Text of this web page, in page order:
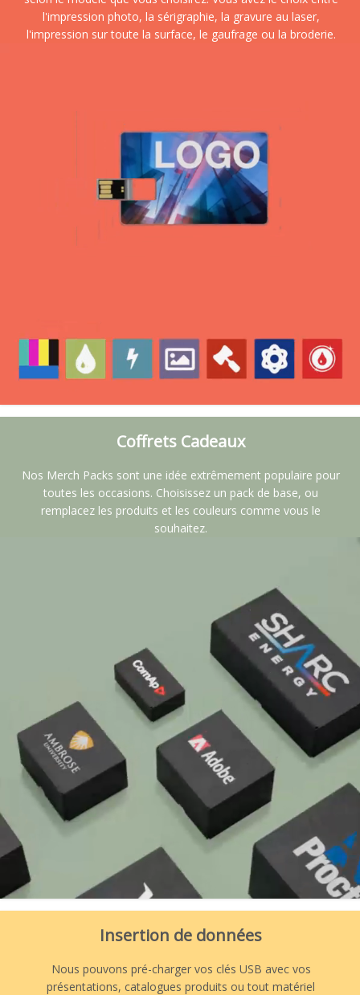
l'impression photo, la sérigraphie, la gravure au laser,
l'impression sur toute la surface, le gaufrage ou la broderie.
Coffrets Cadeaux
Nos Merch Packs sont une idée extrêmement populaire pour
toutes les occasions. Choisissez un pack de base, ou
remplacez les produits et les couleurs comme vous le
souhaitez.
Insertion de données
Nous pouvons pré-charger vos clés USB avec vos
présentations, catalogues produits ou tout matériel